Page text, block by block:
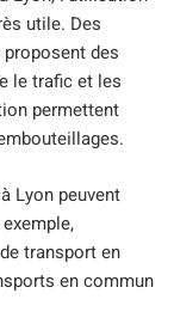
utile. Des
des
le trafic et les
permettent
Lyon peuvent
transport en
en commun